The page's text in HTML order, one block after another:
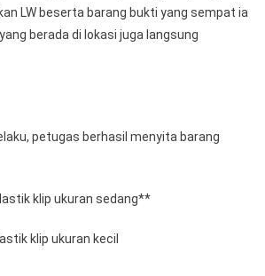
LW beserta barang bukti yang sempat ia
berada di lokasi juga langsung
petugas berhasil menyita barang
klip ukuran sedang**
klip ukuran kecil